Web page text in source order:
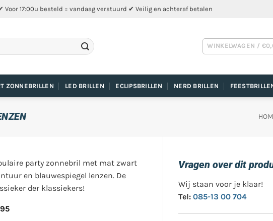
17:00u besteld = vandaag verstuurd ✔ Veilig en achteraf betalen
WINKELWAGEN / €
ZONNEBRILLEN LED BRILLEN ECLIPSBRILLEN NERD BRILLEN
party zonnebril met mat zwart
en blauwespiegel lenzen. De
der klassiekers!
Vragen over dit
Wij staan voor je klaar!
Tel: 085-13 00 704